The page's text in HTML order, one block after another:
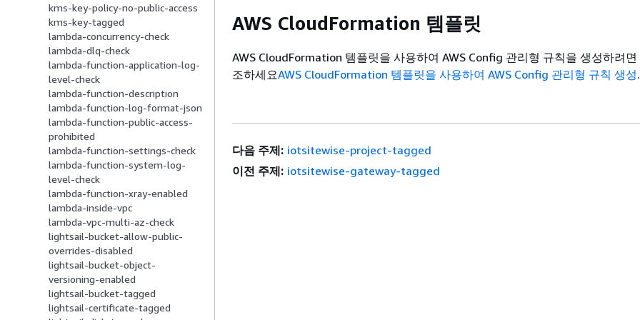
kms-key-policy-no-public-access
kms-key-tagged
lambda-concurrency-check
lambda-dlq-check
lambda-function-application-log-
level-check
lambda-function-description
lambda-function-log-format-json
lambda-function-public-access-
prohibited
lambda-function-settings-check
lambda-function-system-log-
level-check
lambda-function-xray-enabled
lambda-inside-vpc
lambda-vpc-multi-az-check
lightsail-bucket-allow-public-
overrides-disabled
lightsail-bucket-object-
versioning-enabled
lightsail-bucket-tagged
lightsail-certificate-tagged
AWS CloudFormation 템플릿
AWS CloudFormation 템플릿을 사용하여 AWS Config 관리형 규칙을 생성하려
조하세요AWS CloudFormation 템플릿을 사용하여 AWS Config 관리형 규칙 생성.
다음 주제: iotsitewise-project-tagged
이전 주제: iotsitewise-gateway-tagged